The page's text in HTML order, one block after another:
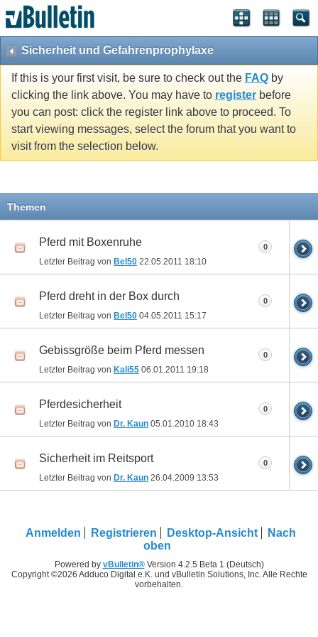
Sicherheit und Gefahrenprophylaxe
If this is your first visit, be sure to check out the FAQ by
clicking the link above. You may have to register before
you can post: click the register link above to proceed. To
start viewing messages, select the forum that you want to
visit from the selection below.
Themen
Pferd mit Boxenruhe
Letzter Beitrag von Bel50 22.05.2011 18:10
0
Pferd dreht in der Box durch
Letzter Beitrag von Bel50 04.05.2011 15:17
0
Gebissgröße beim Pferd messen
Letzter Beitrag von Kali55 06.01.2011 19:18
0
Pferdesicherheit
Letzter Beitrag von Dr. Kaun 05.01.2010 18:43
0
Sicherheit im Reitsport
Letzter Beitrag von Dr. Kaun 26.04.2009 13:53
0
Anmelden Registrieren Desktop-Ansicht
Nach
oben
Powered by vBulletin®Version 4.2.5 Beta 1 (Deutsch)
Copyright ©2026 Adduco Digital e.K. und vBulletin Solutions, Inc. Alle Rechte
vorbehalten.